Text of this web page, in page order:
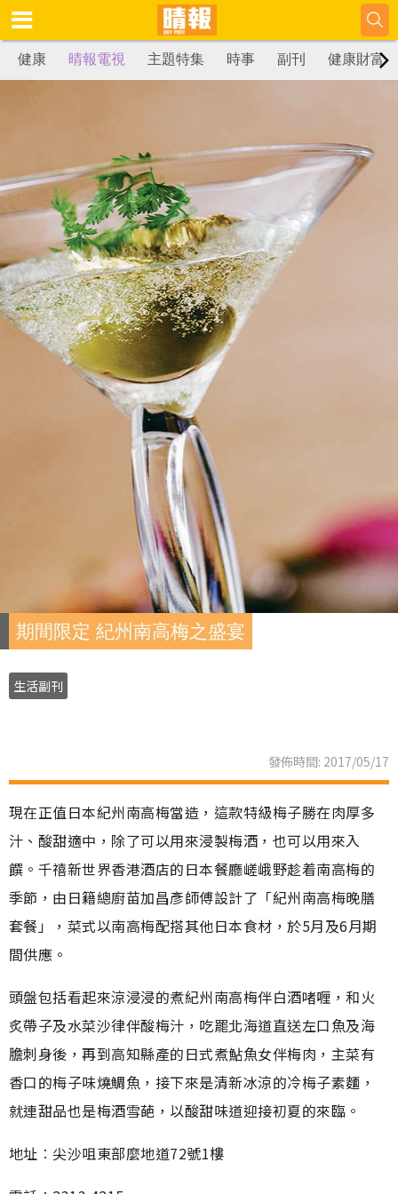
健康 晴報電視 主題特集 時事 副刊 健康財富
期間限定 紀州南高梅之盛宴
生活副刊
發佈時間: 2017/05/17
現在正值日本紀州南高梅當造，這款特級梅子勝在肉厚多
汁、酸甜適中，除了可以用來浸製梅酒，也可以用來入
饌。千禧新世界香港酒店的日本餐廳嵯峨野趁着南高梅的
季節，由日籍總廚苗加昌彥師傅設計了「紀州南高梅晚膳
套餐」，菜式以南高梅配搭其他日本食材，於5月及6月期
間供應。
頭盤包括看起來涼浸浸的煮紀州南高梅伴白酒啫喱，和火
炙帶子及水菜沙律伴酸梅汁，吃罷北海道直送左口魚及海
膽刺身後，再到高知縣產的日式煮鮎魚女伴梅肉，主菜有
香口的梅子味燒鯛魚，接下來是清新冰涼的冷梅子素麵，
就連甜品也是梅酒雪葩，以酸甜味道迎接初夏的來臨。
地址︰尖沙咀東部麼地道72號1樓